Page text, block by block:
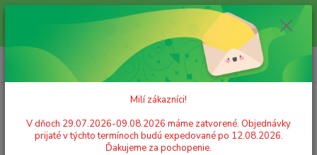
Milí zákazníci! V dňoch 29.07.2026-09.08.2026 máme zatvorené.
Objednávky prijaté v týchto termínoch budú expedované po 12.08.2026.
Ďakujeme za pochopenie. Ledvanes.sk
+421 908 755 958
Po. - Pia. od 9:00 hod. - 16:00 hod.
za0,00 EUR
Milí zákazníci!
V dňoch 29.07.2026-09.08.2026 máme zatvorené. Objednávky
prijaté v týchto termínoch budú expedované po 12.08.2026.
Ďakujeme za pochopenie.